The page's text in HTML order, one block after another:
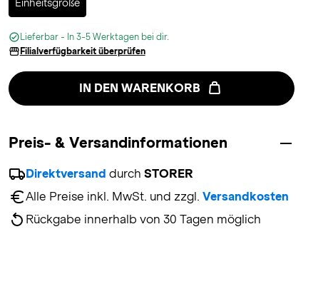
Einheitsgröße
Lieferbar - In 3-5 Werktagen bei dir.
Filialverfügbarkeit überprüfen
IN DEN WARENKORB
Preis- & Versandinformationen
Direktversand durch STORER
Alle Preise inkl. MwSt. und zzgl. Versandkosten
Rückgabe innerhalb von 30 Tagen möglich